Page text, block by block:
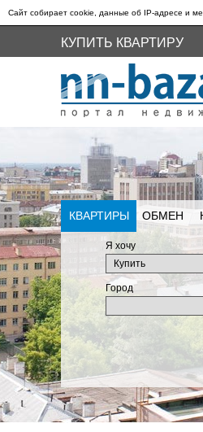
Сайт собирает cookie, данные об IP-адресе и
КУПИТЬ КВАРТИРУ
КВАРТИРЫ ОБМЕН
Я хочу
Город